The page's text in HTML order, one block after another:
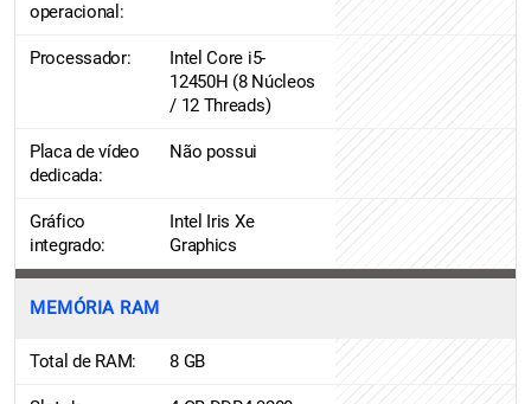
operacional:
Processador:
Intel Core i5-
12450H (8 Núcleos
/ 12 Threads)
Placa de vídeo
dedicada:
Não possui
Gráfico
integrado:
Intel Iris Xe
Graphics
MEMÓRIA RAM
Total de RAM: 8 GB